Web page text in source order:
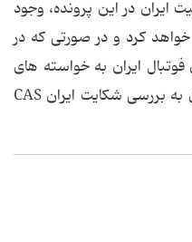
در این پرونده، وجود
خواهد کرد و در صورتی که در
ایران به خواسته های
خود دست یابد، احتمالا دیگر نیازی به بررسی شکایت ایران CAS